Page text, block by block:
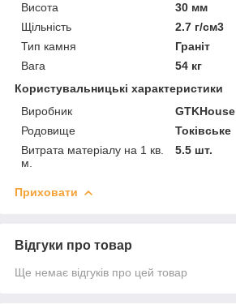
Висота
30 мм
Щільність
2.7 г/см3
Тип камня
Граніт
Вага
54 кг
Користувальницькі характеристики
Виробник
GTKHouse
Родовище
Токівське
Витрата матеріалу на 1 кв.
м.
5.5 шт.
Приховати
Відгуки про товар
Ще немає відгуків про цей товар